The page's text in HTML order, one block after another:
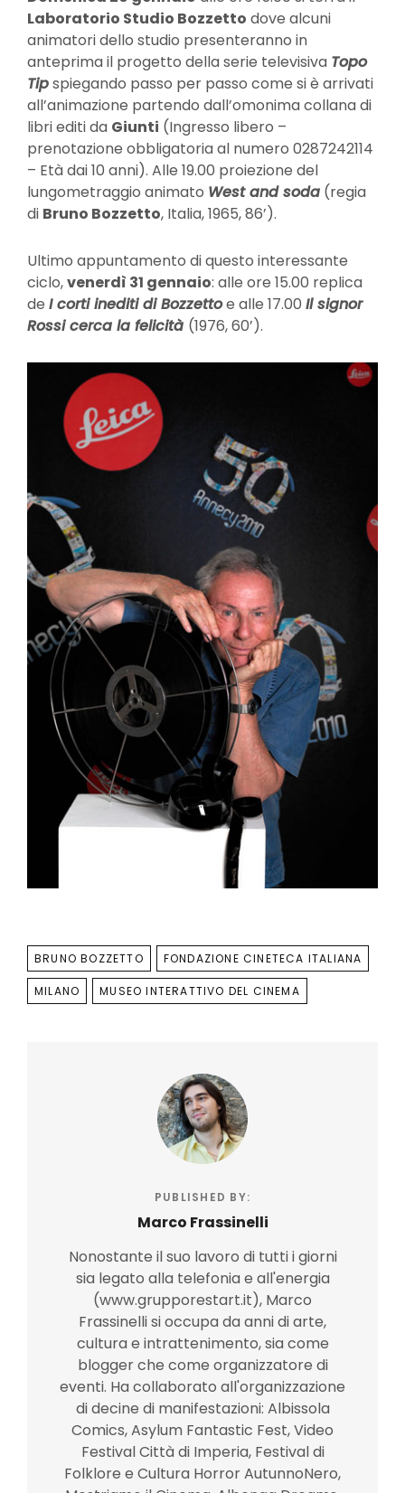
Laboratorio Studio Bozzetto dove alcuni
animatori dello studio presenteranno in
anteprima il progetto della serie televisiva Topo
Tipspiegando passo per passo come si è arrivati
all’animazione partendo dall’omonima collana di
libri editi da Giunti (Ingresso libero –
prenotazione obbligatoria al numero 0287242114
– Età dai 10 anni). Alle 19.00 proiezione del
lungometraggio animato West and soda (regia
di Bruno Bozzetto, Italia, 1965, 86’).
Ultimo appuntamento di questo interessante
ciclo,venerdì 31 gennaio: alle ore 15.00 replica
de I corti inediti di Bozzettoe alle 17.00 Il signor
Rossi cerca la felicità (1976, 60’).
TAGS
BRUNO BOZZETTO FONDAZIONE CINETECA ITALIANA
MILANO MUSEO INTERATTIVO DEL CINEMA
PUBLISHED BY:
Marco Frassinelli
Nonostante il suo lavoro di tutti i giorni
sia legato alla telefonia e all'energia
(www.grupporestart.it), Marco
Frassinelli si occupa da anni di arte,
cultura e intrattenimento, sia come
blogger che come organizzatore di
eventi. Ha collaborato all'organizzazione
di decine di manifestazioni: Albissola
Comics, Asylum Fantastic Fest, Video
Festival Città di Imperia, Festival di
Folklore e Cultura Horror AutunnoNero,